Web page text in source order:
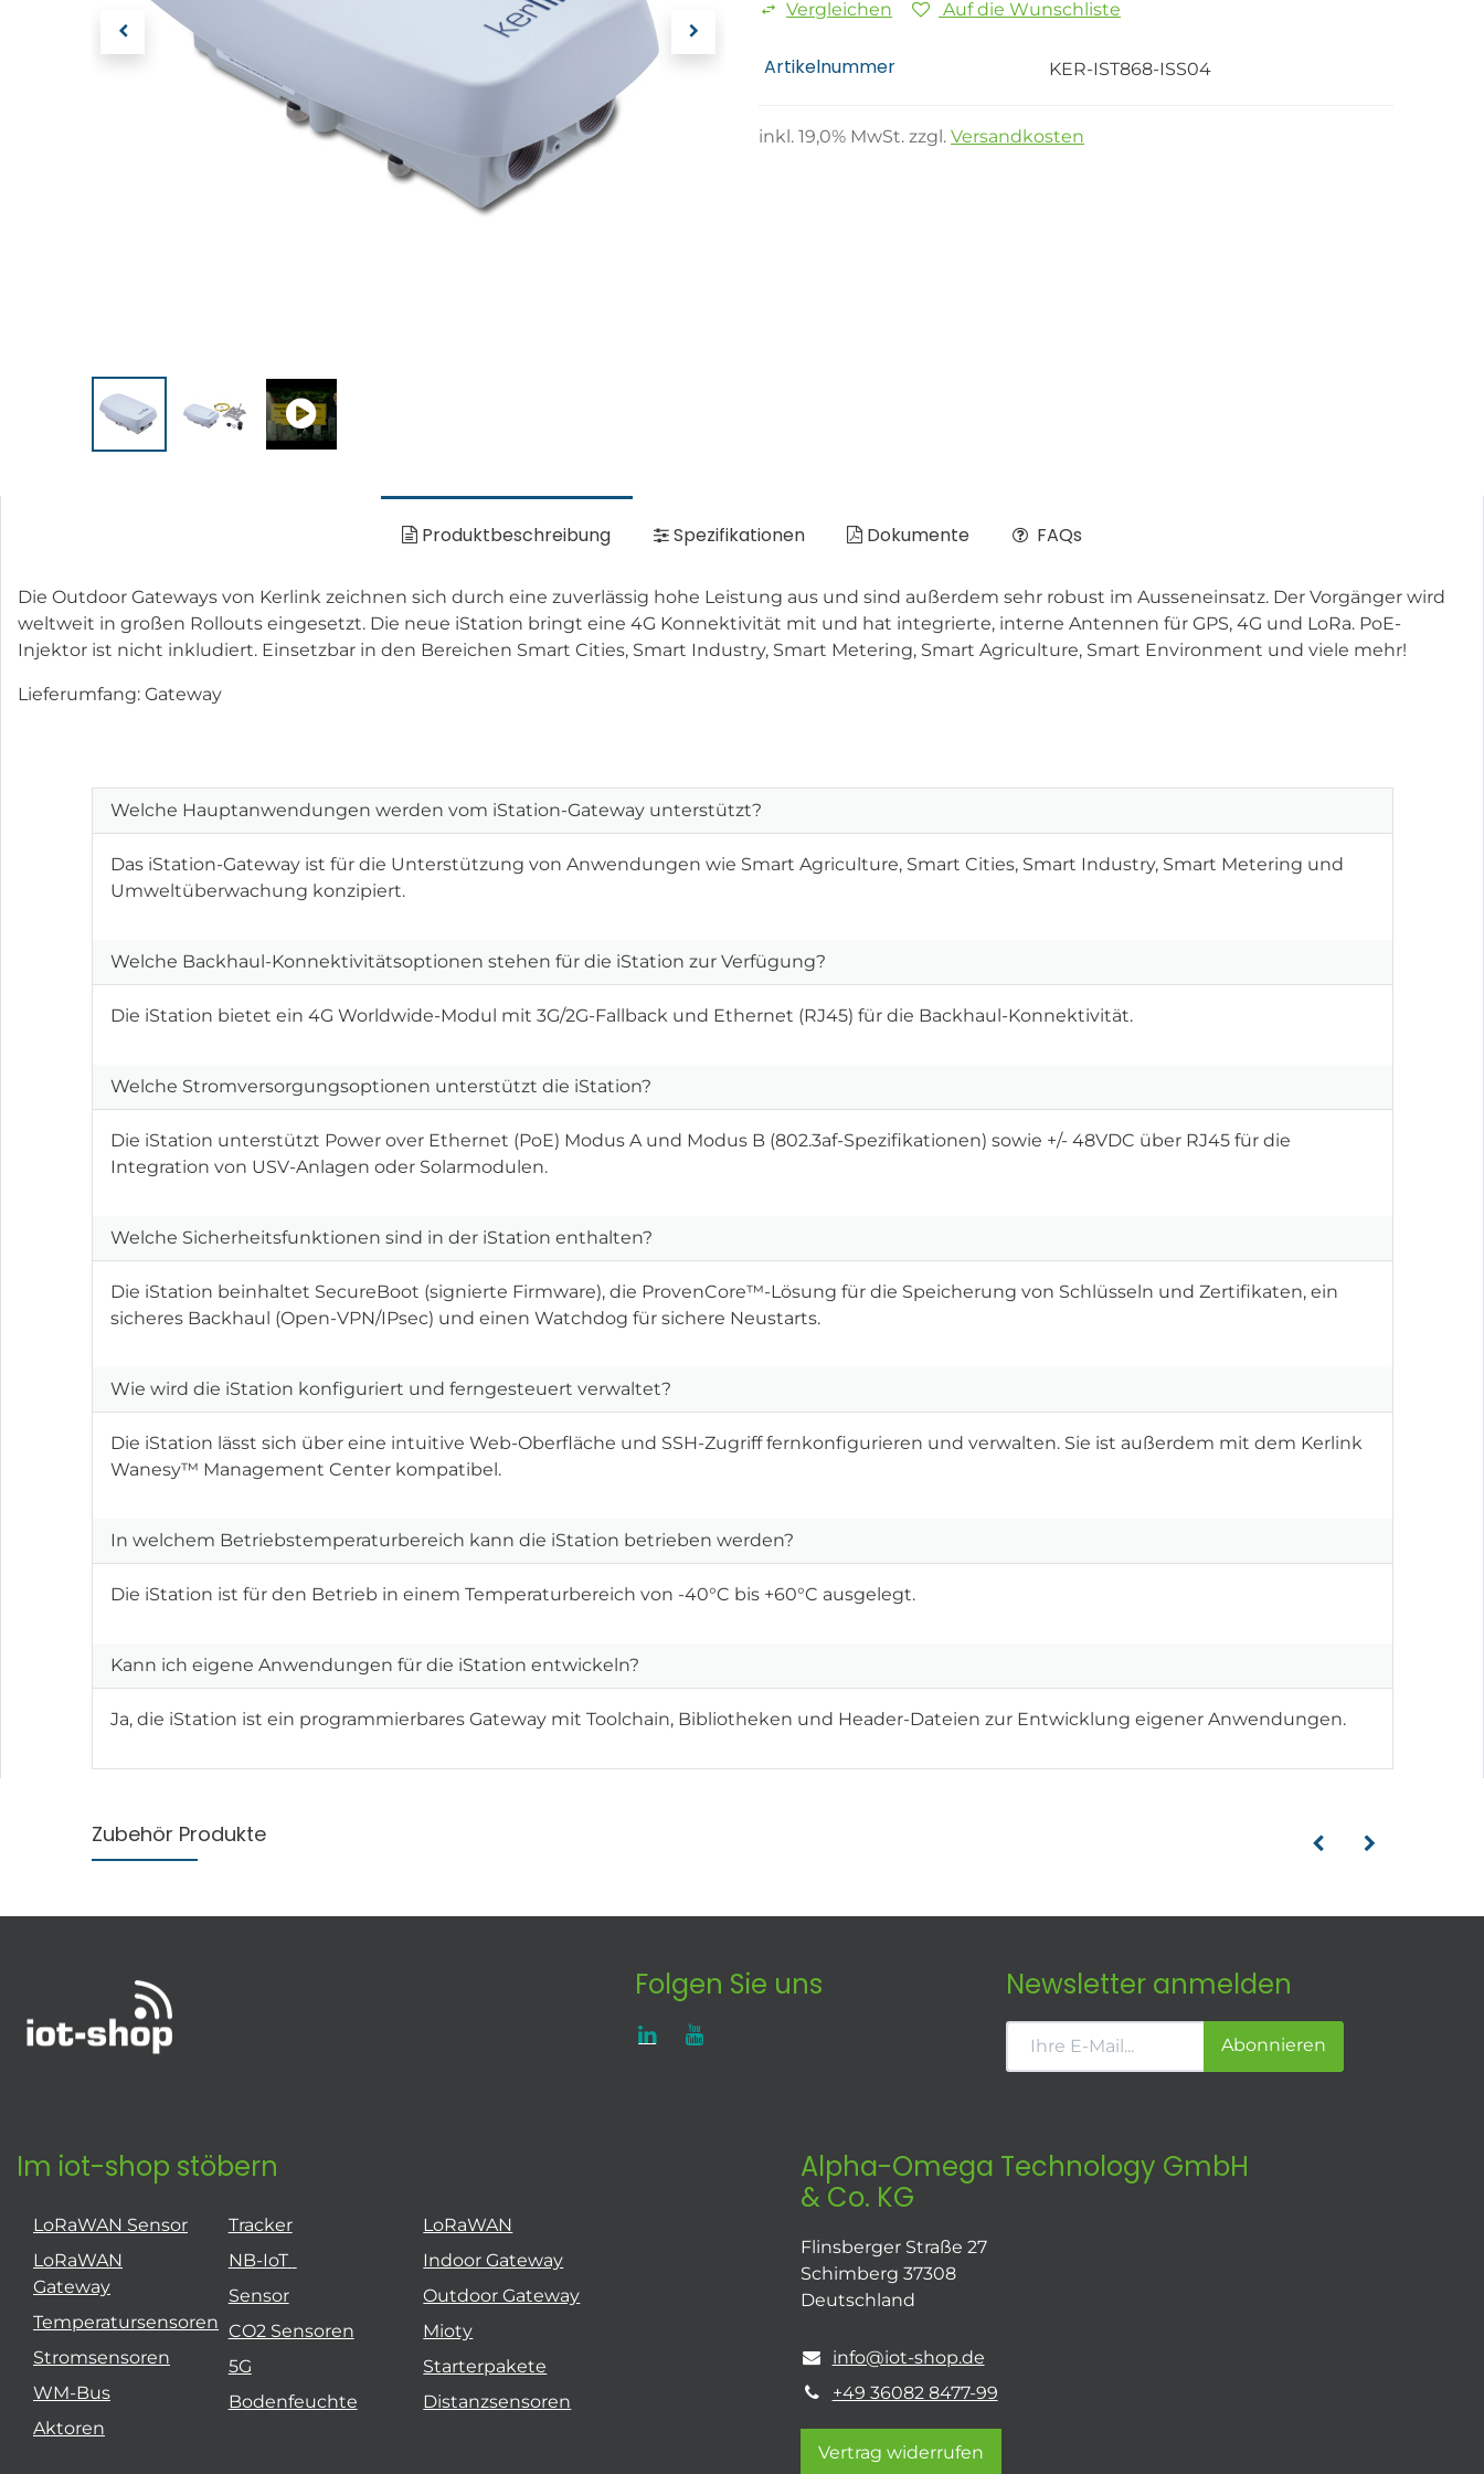
Vergleichen Auf die Wunschliste
Artikelnummer KER-IST868-ISS04
inkl. 19,0% MwSt. zzgl. Versandkosten
Produktbeschreibung Spezifikationen Dokumente FAQs
Die Outdoor Gateways von Kerlink zeichnen sich durch eine zuverlässig hohe Leistung aus und sind außerdem sehr robust im Ausseneinsatz. Der Vorgänger wird
weltweit in großen Rollouts eingesetzt. Die neue iStation bringt eine 4G Konnektivität mit und hat integrierte, interne Antennen für GPS, 4G und LoRa. PoE-
Injektor ist nicht inkludiert. Einsetzbar in den Bereichen Smart Cities, Smart Industry, Smart Metering, Smart Agriculture, Smart Environment und viele mehr!
Lieferumfang: Gateway
Welche Hauptanwendungen werden vom iStation-Gateway unterstützt?
Das iStation-Gateway ist für die Unterstützung von Anwendungen wie Smart Agriculture, Smart Cities, Smart Industry, Smart Metering und
Umweltüberwachung konzipiert.
Welche Backhaul-Konnektivitätsoptionen stehen für die iStation zur Verfügung?
Die iStation bietet ein 4G Worldwide-Modul mit 3G/2G-Fallback und Ethernet (RJ45) für die Backhaul-Konnektivität.
Welche Stromversorgungsoptionen unterstützt die iStation?
Die iStation unterstützt Power over Ethernet (PoE) Modus A und Modus B (802.3af-Spezifikationen) sowie +/- 48VDC über RJ45 für die
Integration von USV-Anlagen oder Solarmodulen.
Welche Sicherheitsfunktionen sind in der iStation enthalten?
Die iStation beinhaltet SecureBoot (signierte Firmware), die ProvenCore™-Lösung für die Speicherung von Schlüsseln und Zertifikaten, ein
sicheres Backhaul (Open-VPN/IPsec) und einen Watchdog für sichere Neustarts.
Wie wird die iStation konfiguriert und ferngesteuert verwaltet?
Die iStation lässt sich über eine intuitive Web-Oberfläche und SSH-Zugriff fernkonfigurieren und verwalten. Sie ist außerdem mit dem Kerlink
Wanesy™ Management Center kompatibel.
In welchem Betriebstemperaturbereich kann die iStation betrieben werden?
Die iStation ist für den Betrieb in einem Temperaturbereich von -40°C bis +60°C ausgelegt.
Kann ich eigene Anwendungen für die iStation entwickeln?
Ja, die iStation ist ein programmierbares Gateway mit Toolchain, Bibliotheken und Header-Dateien zur Entwicklung eigener Anwendungen.
Zubehör Produkte
Folgen Sie uns Newsletter anmelden
Abonnieren
Im iot-shop stöbern
LoRaWAN Sensor
LoRaWAN
Gateway
Temperatursensoren
Stromsensoren
WM-Bus
Aktoren
Tracker
NB-IoT
Sensor
CO2 Sensoren
5G
Bodenfeuchte
LoRaWAN
Indoor Gateway
Outdoor Gateway
Mioty
Starterpakete
Distanzsensoren
Alpha-Omega Technology GmbH
& Co. KG
Flinsberger Straße 27
Schimberg 37308
Deutschland
info@iot-shop.de
+49 36082 8477-99
Vertrag widerrufen